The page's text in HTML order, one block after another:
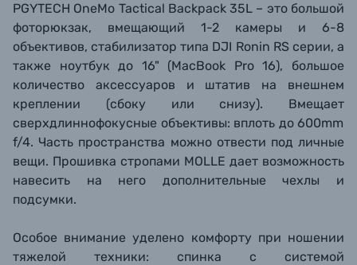
PGYTECH OneMo Tactical Backpack 35L – это большой
фоторюкзак, вмещающий 1-2 камеры и 6-8
объективов, стабилизатор типа DJI Ronin RS серии, а
также ноутбук до 16" (MacBook Pro 16), большое
количество аксессуаров и штатив на внешнем
креплении (сбоку или снизу). Вмещает
сверхдлиннофокусные объективы: вплоть до 600mm
f/4. Часть пространства можно отвести под личные
вещи. Прошивка стропами MOLLE дает возможность
навесить на него дополнительные чехлы и
подсумки.
Особое внимание уделено комфорту при ношении
тяжелой техники: спинка с системой